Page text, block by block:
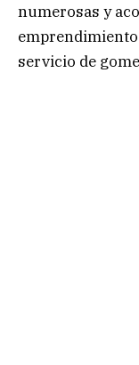
numerosas y
servicio de